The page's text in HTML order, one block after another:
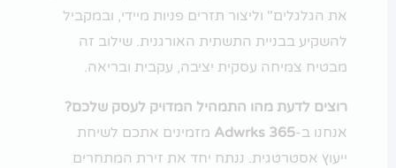
את הגלגלים" וליצור תזרים פניות מיידי, ובמקביל
להשקיע בבניית התשתית האורגנית. שילוב זה
מבטיח צמיחה עסקית יציבה, עקבית ובריאה.
רוצים לדעת מהו התמהיל המדויק לעסק שלכם?
אנחנו ב- Adwrks 365מזמינים אתכם לשיחת
ייעוץ אסטרטגית. ננתח יחד את זירת המתחרים